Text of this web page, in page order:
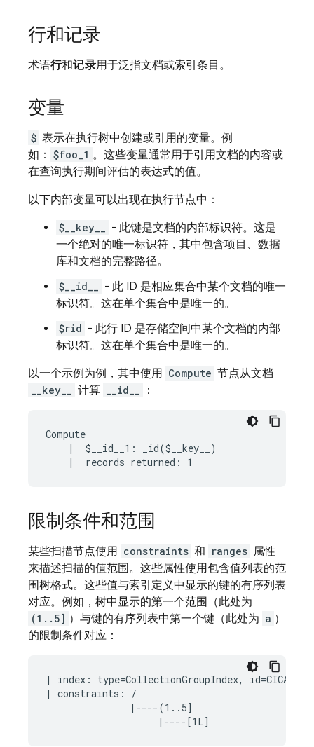
行和记录
术语行和记录用于泛指文档或索引条目。
变量
$ 表示在执行树中创建或引用的变量。例
如： $foo_1 。这些变量通常用于引用文档的内容或
在查询执行期间评估的表达式的值。
以下内部变量可以出现在执行节点中：
$__key__
- 此键是文档的内部标识符。这是
一个绝对的唯一标识符，其中包含项目、数据
库和文档的完整路径。
$__id__
- 此 ID 是相应集合中某个文档的唯一
标识符。这在单个集合中是唯一的。
$rid - 此行 ID 是存储空间中某个文档的内部
标识符。这在单个集合中是唯一的。
以一个示例为例，其中使用 Compute 节点从文档
__key__ 计算 __id__ ：
Compute
    |  $__id__1: _id($__key__)
限制条件和范围
某些扫描节点使用 constraints 和 ranges 属性
来描述扫描的值范围。这些属性使用包含值列表的范
围树格式。这些值与索引定义中显示的键的有序列表
对应。例如，树中显示的第一个范围（此处为
(1..5] ）与键的有序列表中第一个键（此处为 a ）
的限制条件对应：
| index: type=CollectionGroupIndex,
| constraints: /
               |----(1..5]